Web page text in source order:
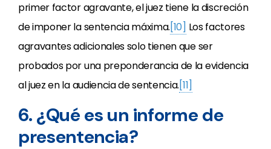
primer factor agravante, el juez tiene la discreción
de imponer la sentencia máxima.[10] Los factores
agravantes adicionales solo tienen que ser
probados por una preponderancia de la evidencia
al juez en la audiencia de sentencia.[11]
6. ¿Qué es un informe de
presentencia?